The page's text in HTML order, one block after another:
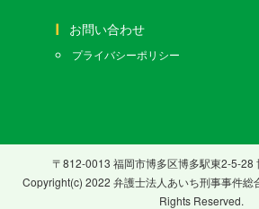
お問い合わせ
プライバシーポリシー
〒812-0013 福岡市博多区博多駅東2-5-28
Copyright(c) 2022 弁護士法人あいち刑事事件総
Rights Reserved.